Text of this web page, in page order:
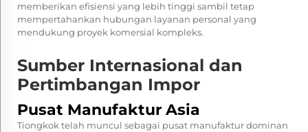
memberikan efisiensi yang lebih tinggi sambil tetap
mempertahankan hubungan layanan personal yang
mendukung proyek komersial kompleks.
Sumber Internasional dan
Pertimbangan Impor
Pusat Manufaktur Asia
Tiongkok telah muncul sebagai pusat manufaktur dominan